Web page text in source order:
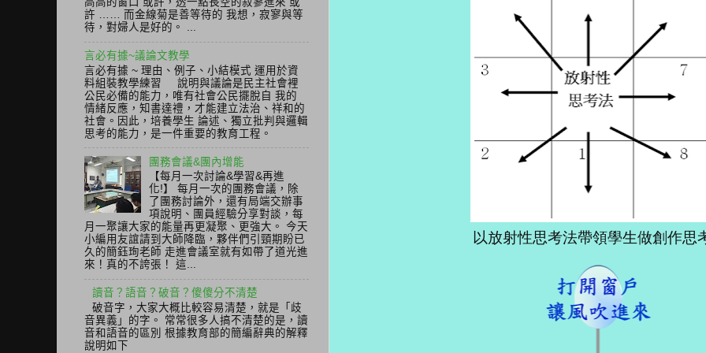
以放射性思考法帶領學生做創作思
許 …… 而金線菊是善等待的 我想，寂寥與等
待，對婦人是好的。 ...
言必有據~議論文教學
言必有據 ~ 理由、例子、小結模式 運用於資
料組裝教學練習 說明與議論是民主社會裡
公民必備的能力，唯有社會公民擺脫自 我的
情緒反應，知書達禮，才能建立法治、祥和的
社會。因此，培養學生 論述、獨立批判與邏輯
思考的能力，是一件重要的教育工程。
團務會議&團內增能
【每月一次討論&學習&再進
化!】 每月一次的團務會議，除
了團務討論外，還有局端交辦事
項說明、團員經驗分享對談，每
月一聚讓大家的能量再更凝聚、更強大。 今天
小編用友誼請到大師降臨，夥伴們引頸期盼已
久的簡鈺珣老師 走進會議室就有如帶了道光進
來！真的不誇張！ 這...
讀音？語音？破音？傻傻分不清楚
破音字，大家大概比較容易清楚，就是「歧
音異義」的字。 常常很多人搞不清楚的是，讀
音和語音的區別 根據教育部的簡編辭典的解釋
說明如下